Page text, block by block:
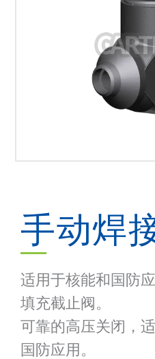
手动焊
适用于核能和国防
填充截止阀。
可靠的高压关闭，
国防应用。